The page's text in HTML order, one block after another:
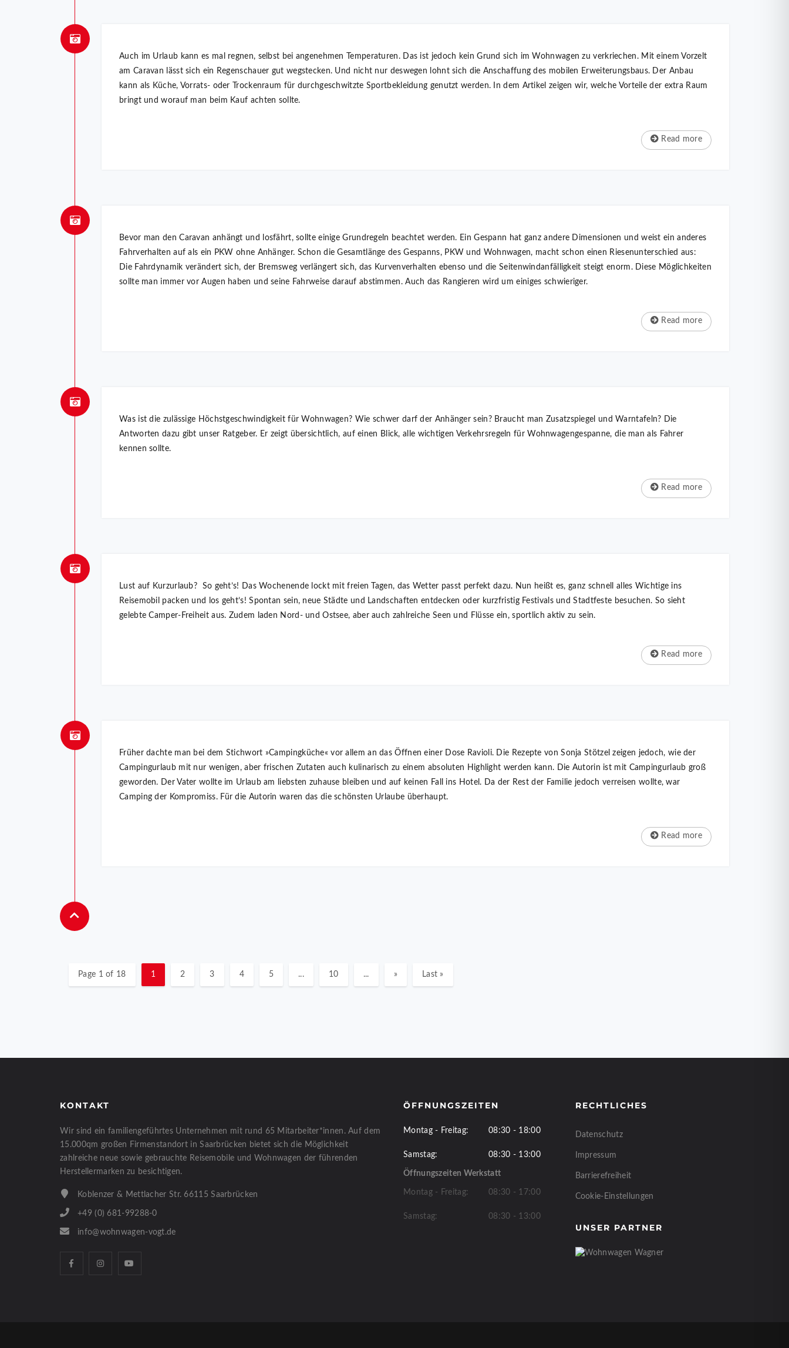
Auch im Urlaub kann es mal regnen, selbst bei angenehmen Temperaturen. Das ist jedoch kein Grund sich im Wohnwagen zu verkriechen. Mit einem Vorzelt
am Caravan lässt sich ein Regenschauer gut wegstecken. Und nicht nur deswegen lohnt sich die Anschaffung des mobilen Erweiterungsbaus. Der Anbau
kann als Küche, Vorrats- oder Trockenraum für durchgeschwitzte Sportbekleidung genutzt werden. In dem Artikel zeigen wir, welche Vorteile der extra Raum
bringt und worauf man beim Kauf achten sollte.
Read more
Bevor man den Caravan anhängt und losfährt, sollte einige Grundregeln beachtet werden. Ein Gespann hat ganz andere Dimensionen und weist ein anderes
Fahrverhalten auf als ein PKW ohne Anhänger. Schon die Gesamtlänge des Gespanns, PKW und Wohnwagen, macht schon einen Riesenunterschied aus:
Die Fahrdynamik verändert sich, der Bremsweg verlängert sich, das Kurvenverhalten ebenso und die Seitenwindanfälligkeit steigt enorm. Diese Möglichkeiten
sollte man immer vor Augen haben und seine Fahrweise darauf abstimmen. Auch das Rangieren wird um einiges schwieriger.
Read more
Was ist die zulässige Höchstgeschwindigkeit für Wohnwagen? Wie schwer darf der Anhänger sein? Braucht man Zusatzspiegel und Warntafeln? Die
Antworten dazu gibt unser Ratgeber. Er zeigt übersichtlich, auf einen Blick, alle wichtigen Verkehrsregeln für Wohnwagengespanne, die man als Fahrer
kennen sollte.
Read more
Lust auf Kurzurlaub? So geht’s! Das Wochenende lockt mit freien Tagen, das Wetter passt perfekt dazu. Nun heißt es, ganz schnell alles Wichtige ins
Reisemobil packen und los geht’s! Spontan sein, neue Städte und Landschaften entdecken oder kurzfristig Festivals und Stadtfeste besuchen. So sieht
gelebte Camper-Freiheit aus. Zudem laden Nord- und Ostsee, aber auch zahlreiche Seen und Flüsse ein, sportlich aktiv zu sein.
Read more
Früher dachte man bei dem Stichwort »Campingküche« vor allem an das Öffnen einer Dose Ravioli. Die Rezepte von Sonja Stötzel zeigen jedoch, wie der
Campingurlaub mit nur wenigen, aber frischen Zutaten auch kulinarisch zu einem absoluten Highlight werden kann. Die Autorin ist mit Campingurlaub groß
geworden. Der Vater wollte im Urlaub am liebsten zuhause bleiben und auf keinen Fall ins Hotel. Da der Rest der Familie jedoch verreisen wollte, war
Camping der Kompromiss. Für die Autorin waren das die schönsten Urlaube überhaupt.
Read more
Page 1 of 18 1 2 3 4 5 ... 10 ... » Last »
KONTAKT
Wir sind ein familiengeführtes Unternehmen mit rund 65 Mitarbeiter*innen. Auf dem
15.000qm großen Firmenstandort in Saarbrücken bietet sich die Möglichkeit
zahlreiche neue sowie gebrauchte Reisemobile und Wohnwagen der führenden
Herstellermarken zu besichtigen.
Koblenzer & Mettlacher Str. 66115 Saarbrücken
+49 (0) 681-99288-0
info@wohnwagen-vogt.de
ÖFFNUNGSZEITEN
Montag - Freitag: 08:30 - 18:00
Samstag: 08:30 - 13:00
Öffnungszeiten Werkstatt
Montag - Freitag: 08:30 - 17:00
Samstag: 08:30 - 13:00
RECHTLICHES
Datenschutz
Impressum
Barrierefreiheit
Cookie-Einstellungen
UNSER PARTNER